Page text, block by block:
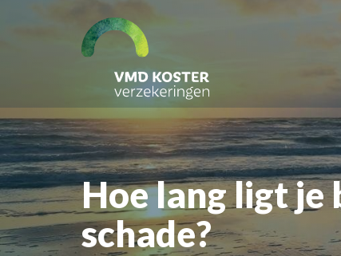
Hoe lang ligt je
schade?